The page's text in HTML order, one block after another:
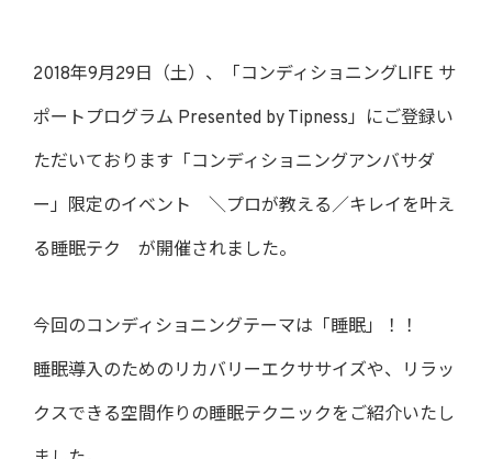
2018年9月29日（土）、「コンディショニングLIFE サ
ポートプログラム Presented by Tipness」にご登録い
ただいております「コンディショニングアンバサダ
ー」限定のイベント ＼プロが教える／キレイを叶え
る睡眠テク が開催されました。
今回のコンディショニングテーマは「睡眠」！！
睡眠導入のためのリカバリーエクササイズや、リラッ
クスできる空間作りの睡眠テクニックをご紹介いたし